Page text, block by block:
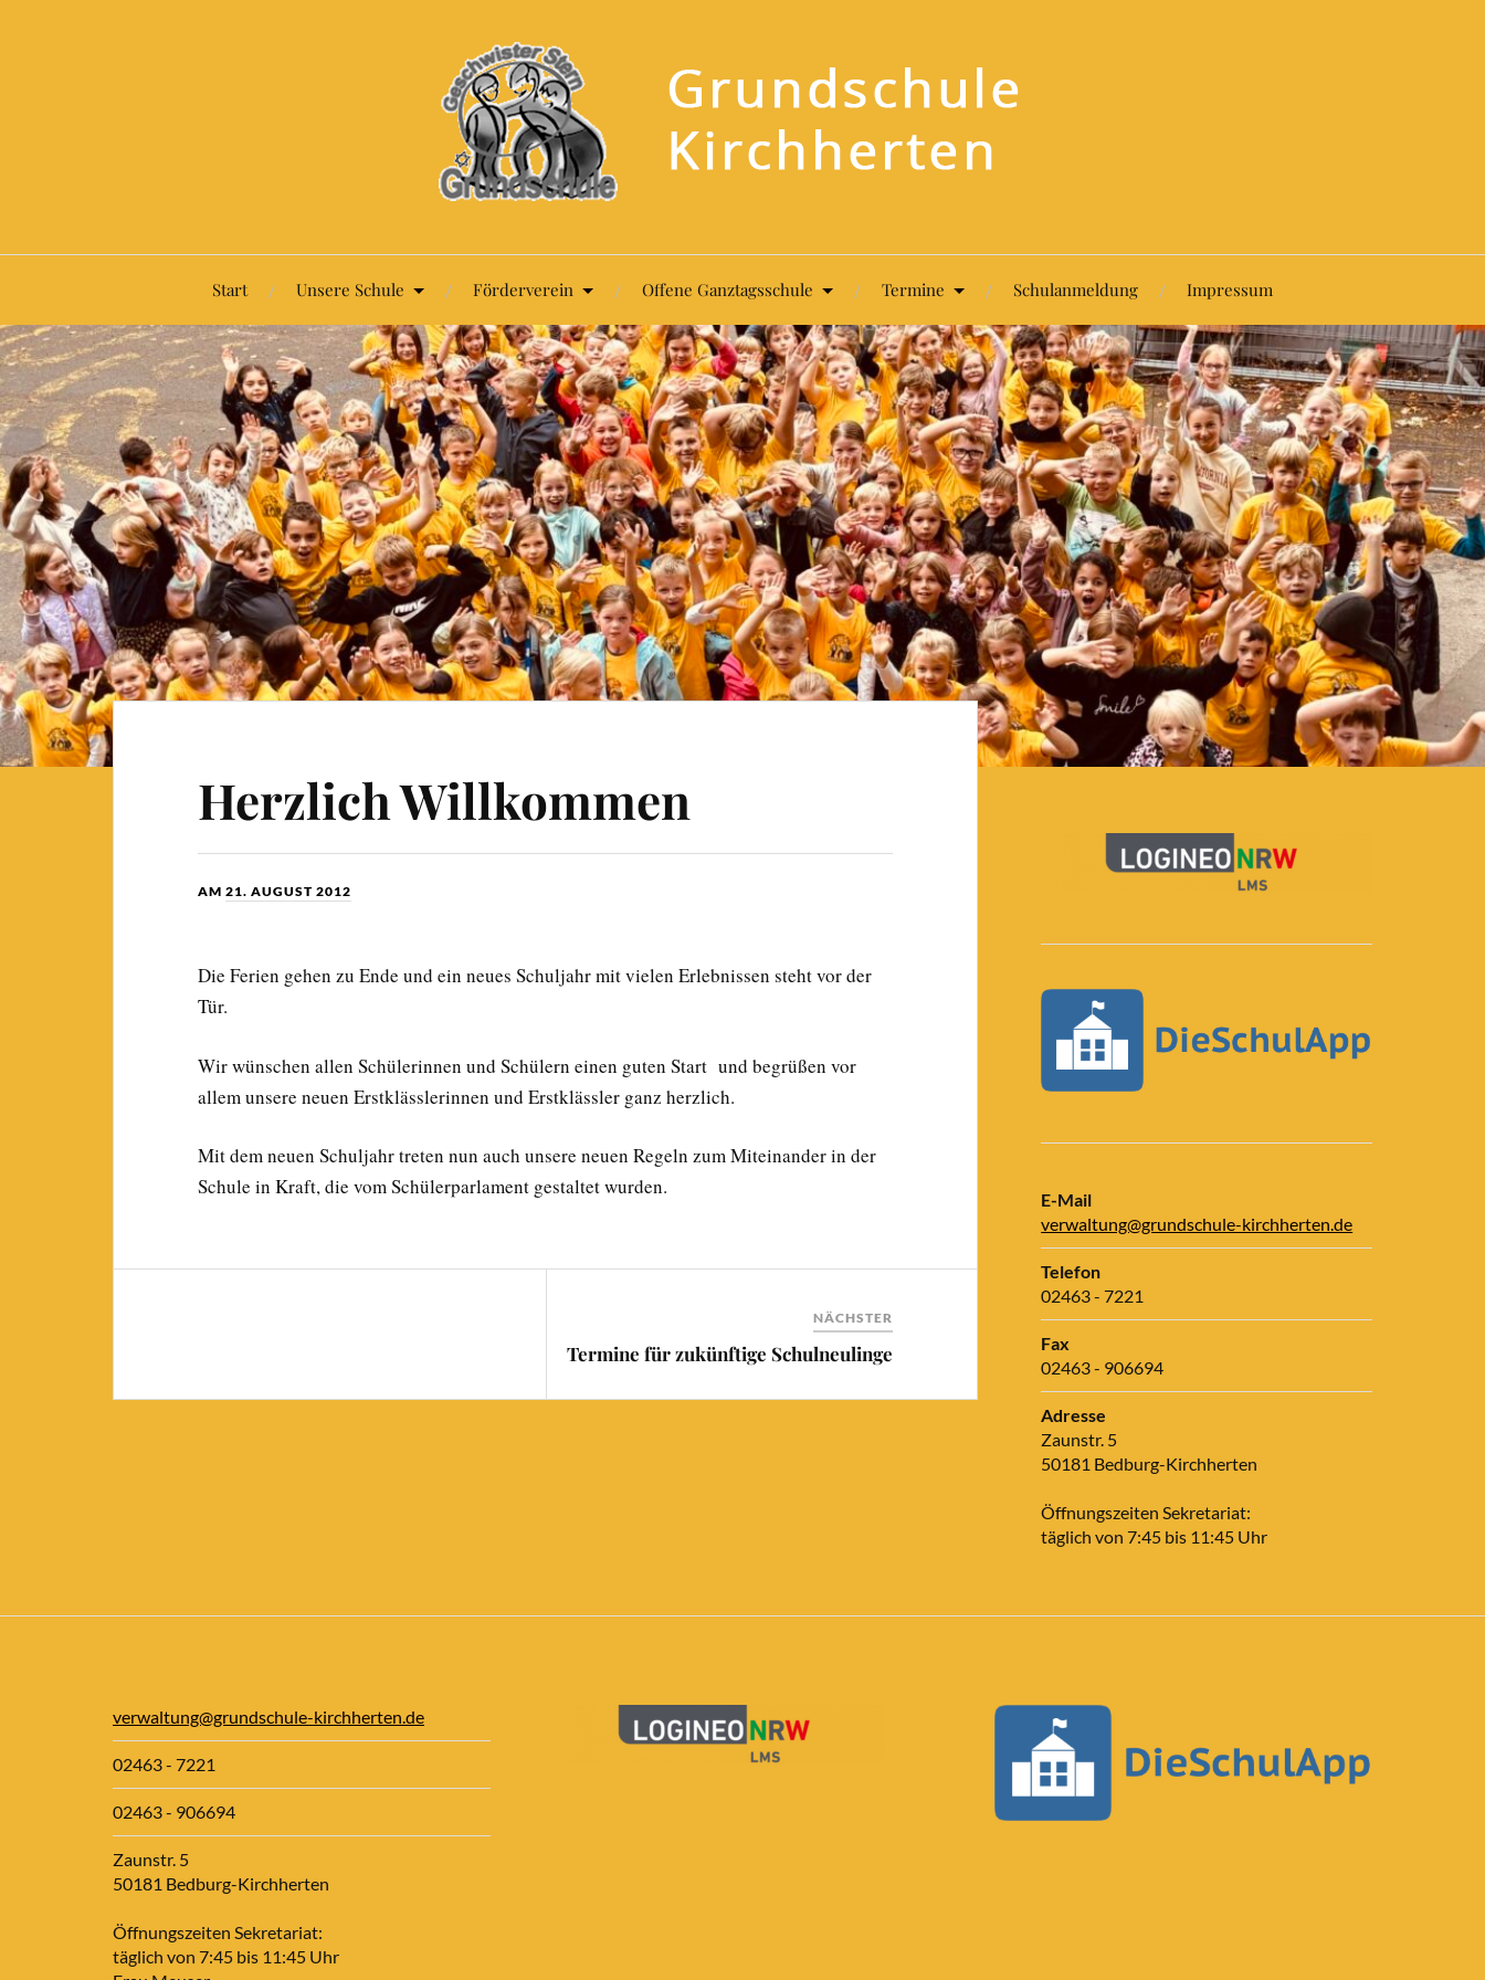
Start Unsere Schule Förderverein Offene Ganztagsschule Termine Schulanmeldung Impressum
Herzlich Willkommen
AM21. AUGUST 2012
Die Ferien gehen zu Ende und ein neues Schuljahr mit vielen Erlebnissen steht vor der
Tür.
Wir wünschen allen Schülerinnen und Schülern einen guten Start und begrüßen vor
allem unsere neuen Erstklässlerinnen und Erstklässler ganz herzlich.
Mit dem neuen Schuljahr treten nun auch unsere neuen Regeln zum Miteinander in der
Schule in Kraft, die vom Schülerparlament gestaltet wurden.
NÄCHSTER
Termine für zukünftige Schulneulinge
E-Mail
verwaltung@grundschule-kirchherten.de
Telefon
02463 - 7221
Fax
02463 - 906694
Adresse
Zaunstr. 5
50181 Bedburg-Kirchherten
Öffnungszeiten Sekretariat:
täglich von 7:45 bis 11:45 Uhr
verwaltung@grundschule-kirchherten.de
02463 - 7221
02463 - 906694
Zaunstr. 5
50181 Bedburg-Kirchherten
Öffnungszeiten Sekretariat:
täglich von 7:45 bis 11:45 Uhr